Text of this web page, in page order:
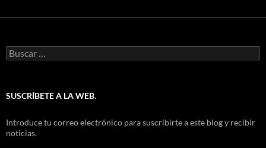
Buscar:
SUSCRÍBETE A LA WEB.
Introduce tu correo electrónico para suscribirte a este blog y recibir
noticias.